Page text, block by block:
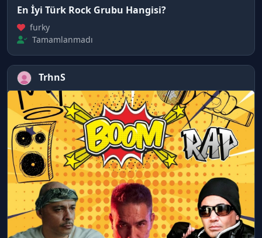
En İyi Türk Rock Grubu Hangisi?
furky
Tamamlanmadı
TrhnS